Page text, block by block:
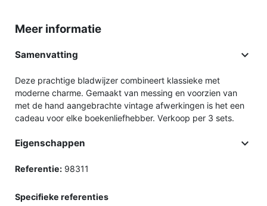
Meer informatie
Samenvatting 
Deze prachtige bladwijzer combineert klassieke met
moderne charme. Gemaakt van messing en voorzien van
met de hand aangebrachte vintage afwerkingen is het een
cadeau voor elke boekenliefhebber. Verkoop per 3 sets.
Eigenschappen 
Referentie: 98311
Specifieke referenties